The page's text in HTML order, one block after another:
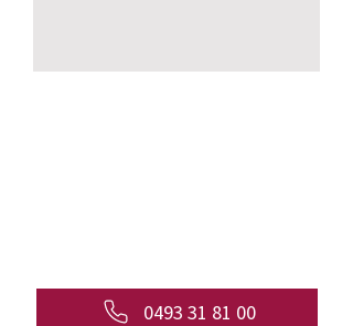
0493 31 81 00